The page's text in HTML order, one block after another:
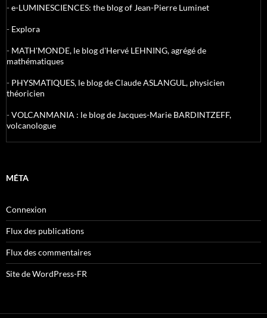
-e-LUMINESCIENCES: the blog of Jean-Pierre Luminet
- Explora
- MATH'MONDE, le blog d'Hervé LEHNING, agrégé de
mathématiques
- PHYSMATIQUES, le blog de Claude ASLANGUL, physicien
théoricien
-VOLCANMANIA : le blog de Jacques-Marie BARDINTZEFF,
volcanologue
MÉTA
Connexion
Flux des publications
Flux des commentaires
Site de WordPress-FR